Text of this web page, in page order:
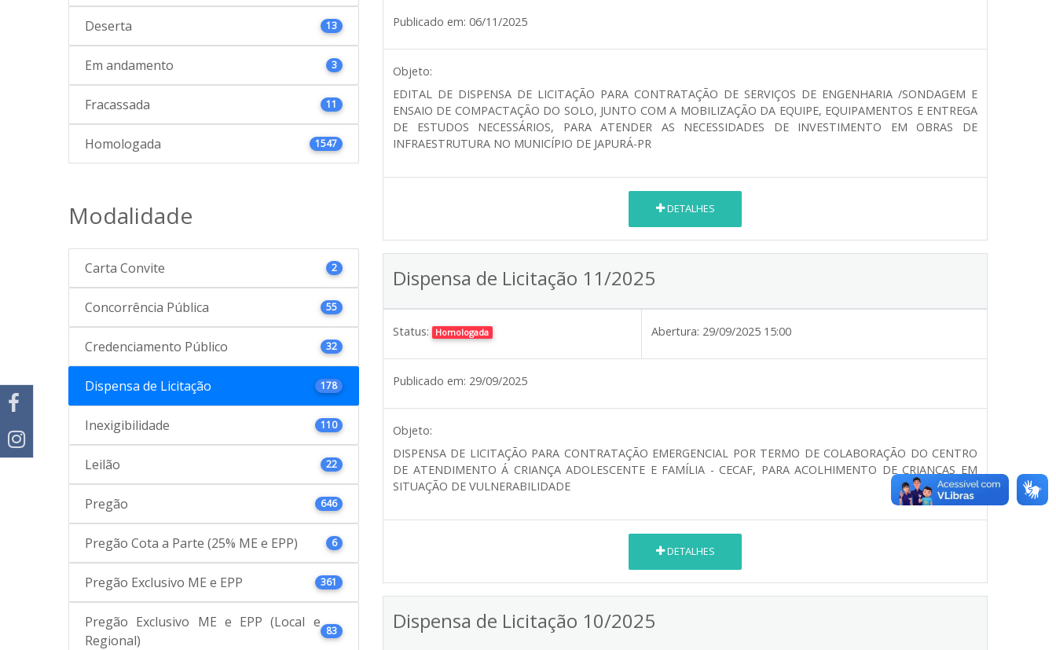
Deserta 13
Em andamento 3
Fracassada 11
Homologada 1547
Modalidade
Carta Convite 2
Concorrência Pública 55
Credenciamento Público 32
Dispensa de Licitação 178
Inexigibilidade 110
Leilão 22
Pregão 646
Pregão Cota a Parte (25% ME e EPP) 6
Pregão Exclusivo ME e EPP 361
Pregão Exclusivo ME e EPP (Local e
Regional)
83
Publicado em: 06/11/2025
Objeto:
EDITAL DE DISPENSA DE LICITAÇÃO PARA CONTRATAÇÃO DE SERVIÇOS DE ENGENHARIA /SONDAGEM E
ENSAIO DE COMPACTAÇÃO DO SOLO, JUNTO COM A MOBILIZAÇÃO DA EQUIPE, EQUIPAMENTOS E ENTREGA
DE ESTUDOS NECESSÁRIOS, PARA ATENDER AS NECESSIDADES DE INVESTIMENTO EM OBRAS DE
INFRAESTRUTURA NO MUNICÍPIO DE JAPURÁ-PR
DETALHES
Dispensa de Licitação 11/2025
Status: Homologada Abertura: 29/09/2025 15:00
Publicado em: 29/09/2025
Objeto:
DISPENSA DE LICITAÇÃO PARA CONTRATAÇÃO EMERGENCIAL POR TERMO DE COLABORAÇÃO DO CENTRO
DE ATENDIMENTO Á CRIANÇA ADOLESCENTE E FAMÍLIA - CECAF, PARA ACOLHIMENTO DE CRIANÇAS EM
SITUAÇÃO DE VULNERABILIDADE
DETALHES
Dispensa de Licitação 10/2025